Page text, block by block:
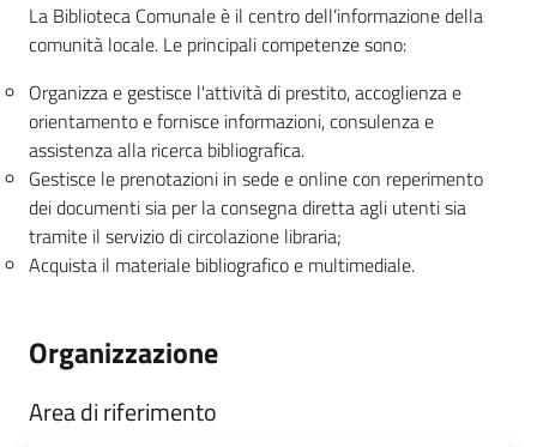
La Biblioteca Comunale è il centro dell’informazione della
comunità locale. Le principali competenze sono:
Organizza e gestisce l'attività di prestito, accoglienza e
orientamento e fornisce informazioni, consulenza e
assistenza alla ricerca bibliografica.
Gestisce le prenotazioni in sede e online con reperimento
dei documenti sia per la consegna diretta agli utenti sia
tramite il servizio di circolazione libraria;
Acquista il materiale bibliografico e multimediale.
Organizzazione
Area di riferimento